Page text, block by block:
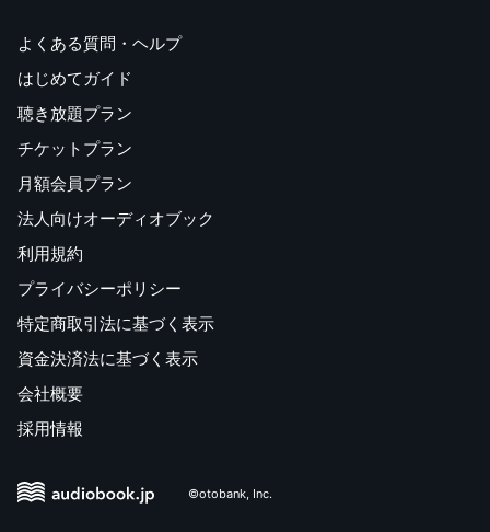
よくある質問・ヘルプ
はじめてガイド
聴き放題プラン
チケットプラン
月額会員プラン
法人向けオーディオブック
利用規約
プライバシーポリシー
特定商取引法に基づく表示
資金決済法に基づく表示
会社概要
採用情報
©otobank, Inc.